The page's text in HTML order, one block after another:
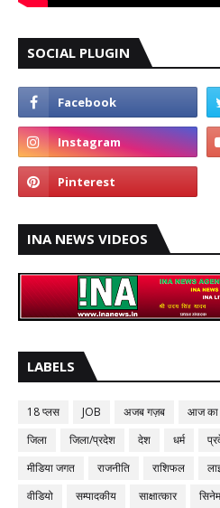
SOCIAL PLUGIN
INA NEWS VIDEOS
LABELS
18 प्लस JOB अजब गज़ब आज का
जिला
जिला/प्रदेश देश धर्म
मीडिया जगत
राजनीति राशिफल
वीडियो
सम्पादकीय साक्षात्कार